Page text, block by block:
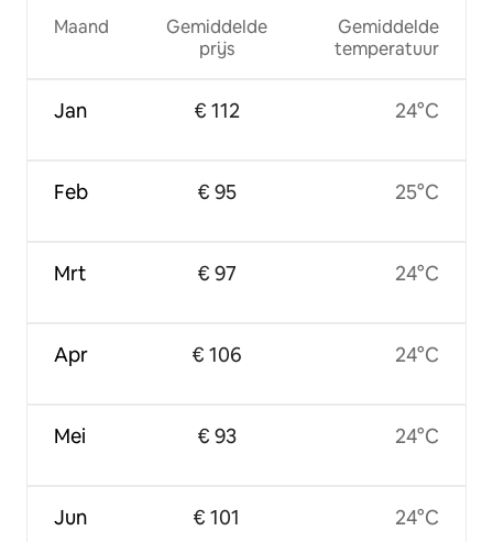
Maand
Jan
Feb
Mrt
Apr
Mei
Jun
Gemiddelde
prijs
€ 112
€ 95
€ 97
€ 106
€ 93
€ 101
Gemiddelde
temperatuur
24°C
25°C
24°C
24°C
24°C
24°C